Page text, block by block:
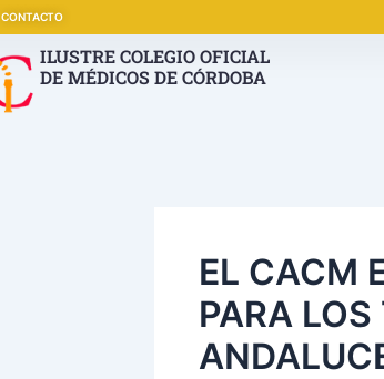
CONTACTO
ILUSTRE COLEGIO OFICIAL
DE MÉDICOS DE CÓRDOBA
EL CACM
PARA
entradas